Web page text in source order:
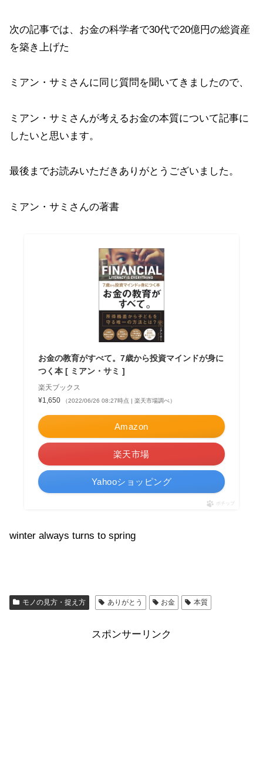
次の記事では、お金の科学者で30代で20億円の総資産
を築き上げた
ミアン・サミさんに同じ質問を聞いてきましたので、
ミアン・サミさんが考えるお金の本質について記事に
したいと思います。
最後までお読みいただきありがとうございました。
ミアン・サミさんの著書
お金の教育がすべて。7歳から投資マインドが身に
つく本 [ ミアン・サミ ]
楽天ブックス
¥1,650
（2022/06/26 08:27時点 | 楽天市場調べ）
Amazon
楽天市場
Yahooショッピング
ポチップ
winter always turns to spring
モノの見方・捉え方 ありがとう お金 本質
スポンサーリンク